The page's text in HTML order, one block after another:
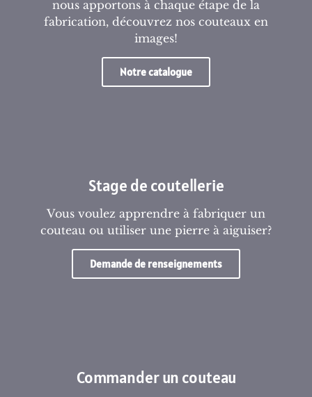
nous apportons à chaque étape de la
fabrication, découvrez nos couteaux en
images!
Notre catalogue
Stage de coutellerie
Vous voulez apprendre à fabriquer un
couteau ou utiliser une pierre à aiguiser?
Demande de renseignements
Commander un couteau